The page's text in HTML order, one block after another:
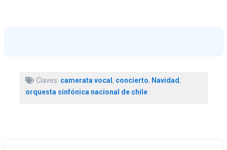
Claves: camerata vocal , concierto, Navidad ,
orquesta sinfónica nacional de chile